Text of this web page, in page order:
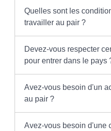
Quelles sont les
travailler au pair ?
Devez-vous respecter
pour entrer dans le pays
Avez-vous besoin d'un
au pair ?
Avez-vous besoin d'une